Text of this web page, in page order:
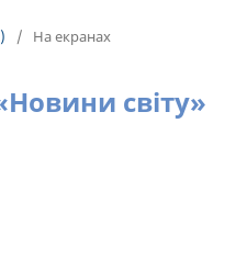
/ На екранах
світу»